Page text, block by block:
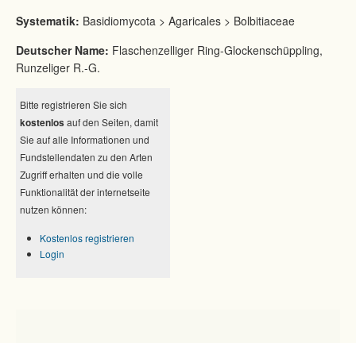
Systematik: Basidiomycota > Agaricales > Bolbitiaceae
Deutscher Name: Flaschenzelliger Ring-Glockenschüppling,
Runzeliger R.-G.
Bitte registrieren Sie sich
kostenlos auf den Seiten, damit
Sie auf alle Informationen und
Fundstellendaten zu den Arten
Zugriff erhalten und die volle
Funktionalität der internetseite
nutzen können:
Kostenlos registrieren
Login